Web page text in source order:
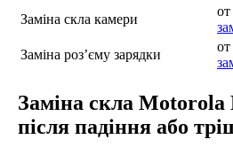
Заміна скла камери
Заміна роз’єму зарядки
Заміна скла
після падіння або